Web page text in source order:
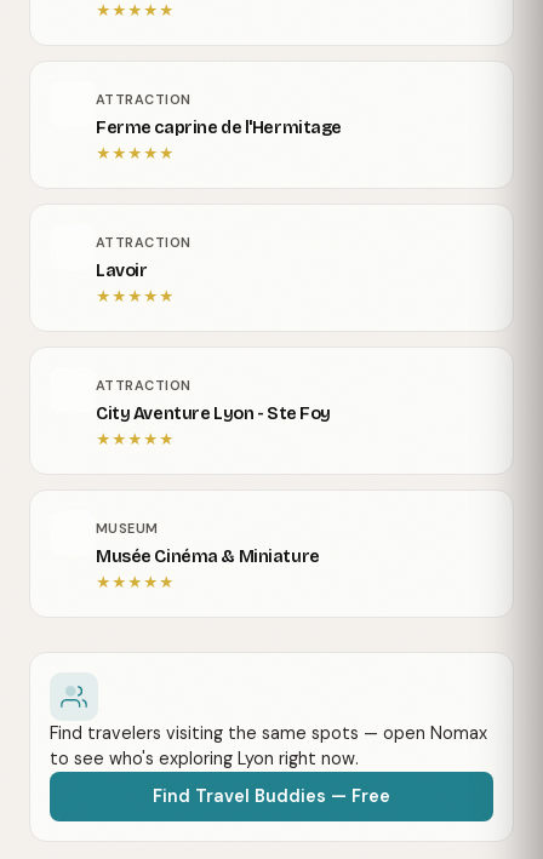
★★★★★
ATTRACTION
Ferme caprine de l'Hermitage
★★★★★
ATTRACTION
Lavoir
★★★★★
ATTRACTION
City Aventure Lyon - Ste Foy
★★★★★
MUSEUM
Musée Cinéma & Miniature
★★★★★
Find travelers visiting the same spots — open Nomax
to see who's exploring Lyon right now.
Find Travel Buddies — Free